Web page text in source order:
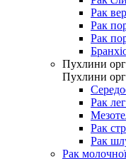
Рак
Рак
Рак
Пухлини
Пухлини
Рак
Рак
Рак
Рак